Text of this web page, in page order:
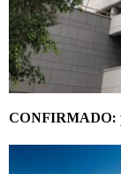
CONFIRMADO: